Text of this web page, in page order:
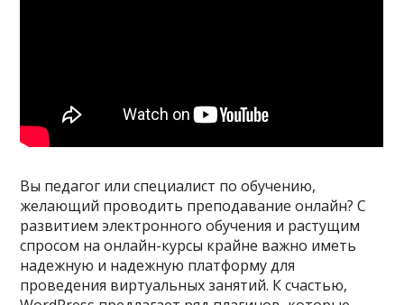
Вы педагог или специалист по обучению,
желающий проводить преподавание онлайн? С
развитием электронного обучения и растущим
спросом на онлайн-курсы крайне важно иметь
надежную и надежную платформу для
проведения виртуальных занятий. К счастью,